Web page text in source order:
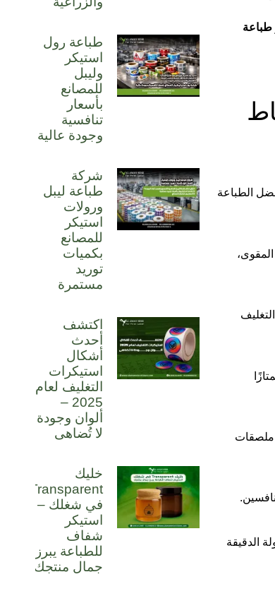
طباعة
الصغيرة والكبيرة: 10 نقاط
الطباعة
ملصقات
الدقيقة
طباعة رول
استيكر
وليبل
للمصانع
بأسعار
تنافسية
وجودة عالية
شركة
طباعة ليبل
ورولات
استيكر
للمصانع
بكميات
توريد
مستمرة
اكتشف
أحدث
أشكال
استيكرات
التغليف لعام
2025 –
ألوان وجودة
لا تُضاهى
خليك
Transparent
في شغلك –
استيكر
شفاف
للطباعة يبرز
جمال منتجك